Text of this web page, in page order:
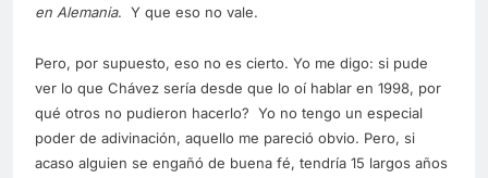
en Alemania. Y que eso no vale.
Pero, por supuesto, eso no es cierto. Yo me digo: si pude
ver lo que Chávez sería desde que lo oí hablar en 1998, por
qué otros no pudieron hacerlo? Yo no tengo un especial
poder de adivinación, aquello me pareció obvio. Pero, si
acaso alguien se engañó de buena fé, tendría 15 largos años